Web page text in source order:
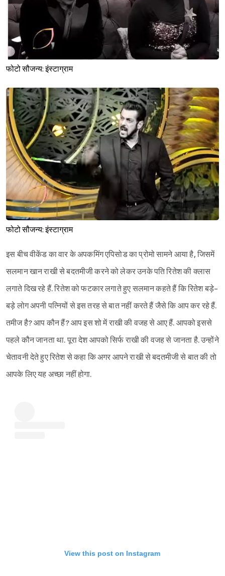
फोटो सौजन्य: इंस्टाग्राम
फोटो सौजन्य: इंस्टाग्राम
इस बीच वीकेंड का वार के अपकमिंग एपिसोड का प्रोमो सामने आया है, जिसमें
सलमान खान राखी से बदतमीजी करने को लेकर उनके पति रितेश की क्लास
लगाते दिख रहे हैं. रितेश को फटकार लगाते हुए सलमान कहते हैं कि रितेश बड़े-
बड़े लोग अपनी पत्नियों से इस तरह से बात नहीं करते हैं जैसे कि आप कर रहे हैं.
तमीज है? आप कौन हैं? आप इस शो में राखी की वजह से आए हैं. आपको इससे
पहले कौन जानता था. पूरा देश आपको सिर्फ राखी की वजह से जानता है. उन्होंने
चेतावनी देते हुए रितेश से कहा कि अगर आपने राखी से बदतमीजी से बात की तो
आपके लिए यह अच्छा नहीं होगा.
View this post on Instagram